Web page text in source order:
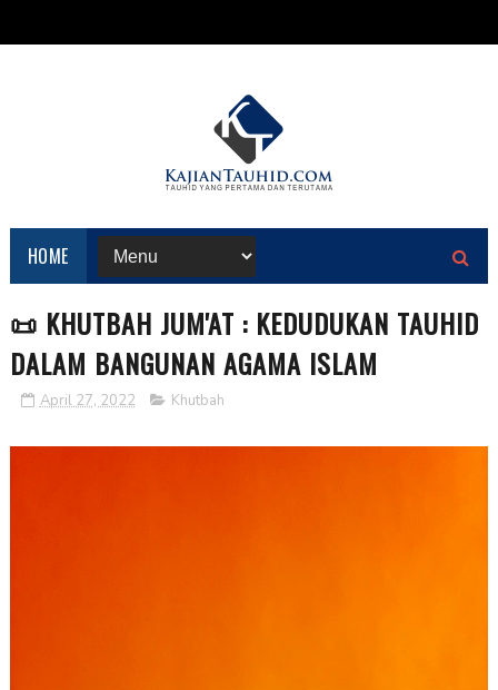
HOME
📜 KHUTBAH JUM'AT : KEDUDUKAN TAUHID
DALAM BANGUNAN AGAMA ISLAM
April 27, 2022 Khutbah